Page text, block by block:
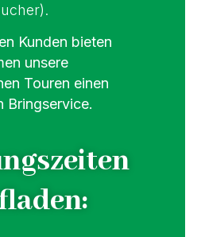
Kunden bieten
unsere
Touren einen
Bringservice.